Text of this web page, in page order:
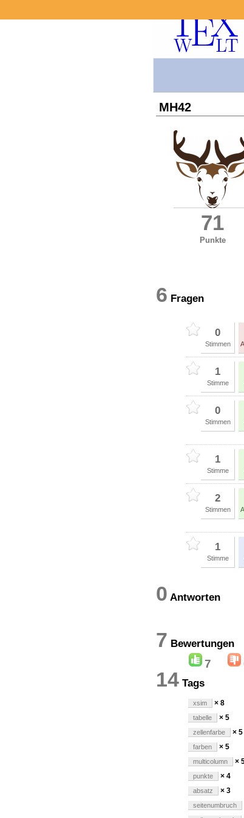
MH42
71
Punkte
6
0
Stimmen
1
Stimme
0
Stimmen
1
Stimme
2
Stimmen
1
Stimme
0
7
7
14
xsim × 8
tabelle × 5
zellenfarbe × 5
farben × 5
multicolumn ×
punkte × 4
absatz × 3
seitenumbruch